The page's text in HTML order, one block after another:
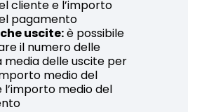
cliente e l’importo
pagamento
uscite:è possibile
il numero delle
media delle uscite per
medio del
l’importo medio del